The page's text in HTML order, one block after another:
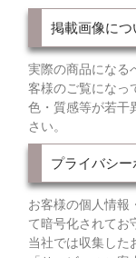
掲載画像につ
実際の商品になる
客様のご覧になっ
色・質感等が若干
さい。
プライバシー
お客様の個人情報
て暗号化されてお
当社では収集した